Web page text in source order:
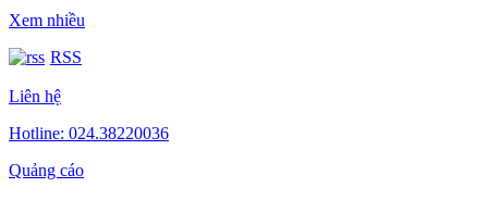
Xem nhiều
RSS
Liên hệ
Hotline: 024.38220036
Quảng cáo